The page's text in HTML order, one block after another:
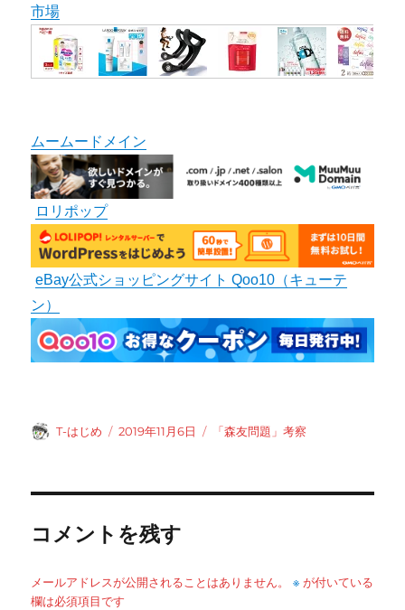
市場
ムームードメイン
ロリポップ
eBay公式ショッピングサイト Qoo10（キューテ
ン）
投
T-はじめ
投
2019年11月6日
カ
「森友問題」考察
コメントを残す
メールアドレスが公開されることはありません。 ※ が付いている
欄は必須項目です